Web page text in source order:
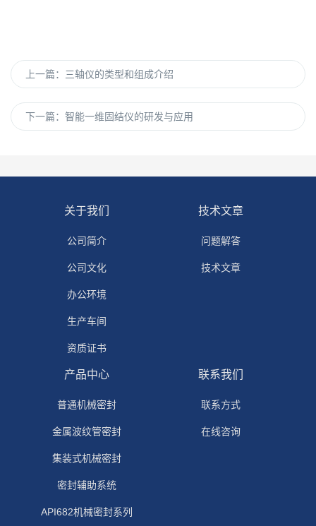
上一篇： 三轴仪的类型和组成介绍
下一篇： 智能一维固结仪的研发与应用
关于我们
公司简介
公司文化
办公环境
生产车间
资质证书
技术文章
问题解答
技术文章
产品中心
普通机械密封
金属波纹管密封
集装式机械密封
密封辅助系统
API682机械密封系列
联系我们
联系方式
在线咨询